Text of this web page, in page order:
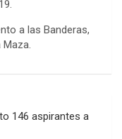
a las Banderas,
146 aspirantes a